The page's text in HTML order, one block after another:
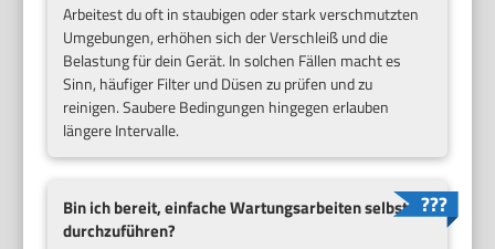
Arbeitest du oft in staubigen oder stark verschmutzten
Umgebungen, erhöhen sich der Verschleiß und die
Belastung für dein Gerät. In solchen Fällen macht es
Sinn, häufiger Filter und Düsen zu prüfen und zu
reinigen. Saubere Bedingungen hingegen erlauben
längere Intervalle.
Bin ich bereit, einfache Wartungsarbeiten selbst
durchzuführen?